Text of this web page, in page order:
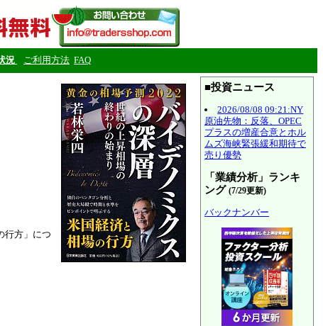
況 ご利用方法 FAQ
行方」につ
■投資ニュース
2026/08/08 09:21:NY
原油先物：反落、OPEC
プラスの増産合意とホル
ムズ海峡緊張緩和期待で
売り優勢
「業績分析」ランキ
ング (7/29更新)
バックナンバー